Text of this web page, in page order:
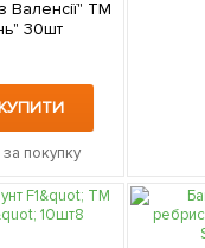
Валенсії" ТМ
30шт
покупку